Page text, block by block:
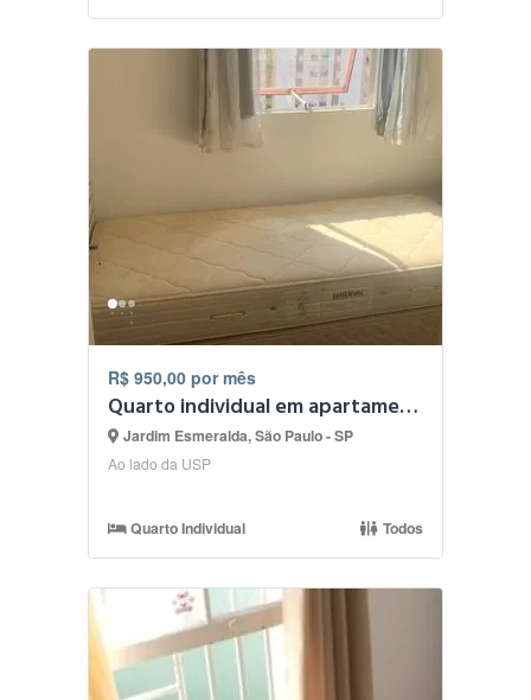
R$ 950,00 por mês
Quarto individual em apartamento - Butantã
Jardim Esmeralda, São Paulo - SP
Ao lado da USP
Quarto Individual Todos